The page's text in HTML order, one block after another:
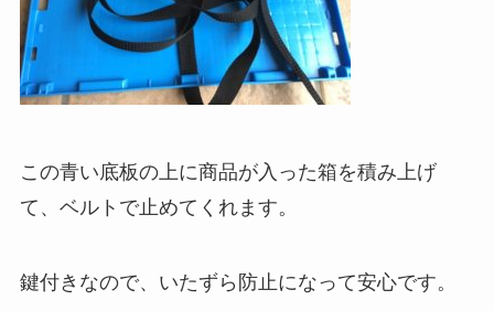
この青い底板の上に商品が入った箱を積み上げ
て、ベルトで止めてくれます。
鍵付きなので、いたずら防止になって安心です。